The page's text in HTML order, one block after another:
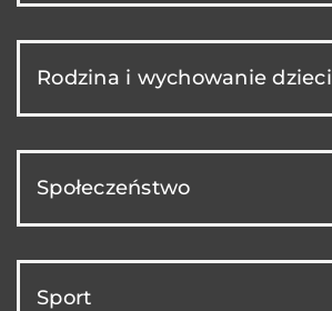
Rodzina i wychowanie dzieci
Społeczeństwo
Sport